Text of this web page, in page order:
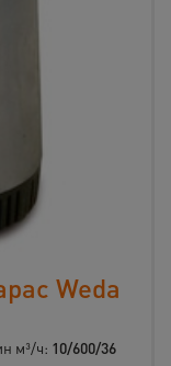
Weda
м³/ч: 10/600/36